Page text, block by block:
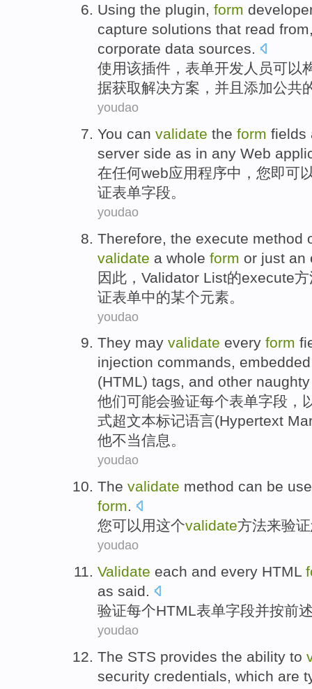
Using the plugin, form
capture solutions that read
corporate data sources.
使用该插件 ， 表单开发人员可以
据获取解决方案 ， 并且 添加公共
youdao
You can validate the form fields
server side as in any Web
在任何web应用程序中， 您即可
证表单字段。
youdao
Therefore , the execute method
validate a whole form or just an
因此 ， Validator List的execute
证表单中的某个元素 。
youdao
They may validate every form
injection commands, embedded
(HTML) tags, and other
他们可能会验证每个表单字段 ，
式超文本标记语言(Hypertext
他不当信息。
youdao
The validate method can be
form.
您可以用这个validate方法来验证
youdao
Validate each and every HTML
as said.
验证每个HTML表单字段并按前
youdao
The STS provides the ability to
security credentials, which are